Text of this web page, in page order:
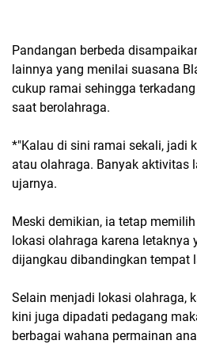
Pandangan berbeda
lainnya yang menilai suasana
cukup ramai sehingga
saat berolahraga.
*"Kalau di sini ramai sekali, jadi
atau olahraga. Banyak aktivitas
ujarnya.
Meski demikian, ia tetap
lokasi olahraga karena letaknya
dijangkau dibandingkan tempat
Selain menjadi lokasi olahraga,
kini juga dipadati pedagang
berbagai wahana permainan